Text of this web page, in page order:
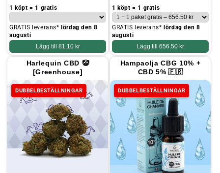
pris
1 köpt = 1 gratis
GRATIS leverans* lördag den 8
augusti
Lägg till 81.10 kr
pris
1 köpt = 1 gratis
GRATIS leverans* lördag den 8
augusti
Lägg till 656.50 kr
Harlequin CBD 🤡
[Greenhouse]
DUBBELBESTÄLLNINGAR
Hampaolja CBG 10% +
CBD 5% 🇫🇷
DUBBELBESTÄLLNINGAR